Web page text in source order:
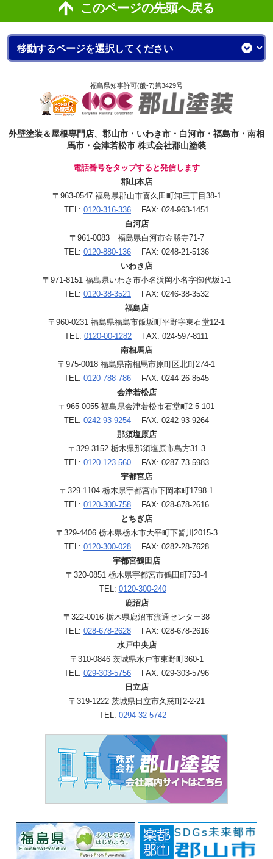
このページの先頭へ戻る
福島県知事許可(般-7)第3429号
外壁塗装＆屋根専門店、郡山市・いわき市・白河市・福島市・南相
馬市・会津若松市 株式会社郡山塗装
電話番号をタップすると発信します
郡山本店
〒963-0547 福島県郡山市喜久田町卸三丁目38-1
TEL: 0120-316-336 FAX: 024-963-1451
白河店
〒961-0083 福島県白河市金勝寺71-7
TEL: 0120-880-136 FAX: 0248-21-5136
いわき店
〒971-8151 福島県いわき市小名浜岡小名字御代坂1-1
TEL: 0120-38-3521 FAX: 0246-38-3532
福島店
〒960-0231 福島県福島市飯坂町平野字東石堂12-1
TEL: 0120-00-1282 FAX: 024-597-8111
南相馬店
〒975-0018 福島県南相馬市原町区北町274-1
TEL: 0120-788-786 FAX: 0244-26-8545
会津若松店
〒965-0055 福島県会津若松市石堂町2-5-101
TEL: 0242-93-9254 FAX: 0242-93-9264
那須塩原店
〒329-3152 栃木県那須塩原市島方31-3
TEL: 0120-123-560 FAX: 0287-73-5983
宇都宮店
〒329-1104 栃木県宇都宮市下岡本町1798-1
TEL: 0120-300-758 FAX: 028-678-2616
とちぎ店
〒329-4406 栃木県栃木市大平町下皆川2015-3
TEL: 0120-300-028 FAX: 0282-28-7628
宇都宮鶴田店
〒320-0851 栃木県宇都宮市鶴田町753-4
TEL: 0120-300-240
鹿沼店
〒322-0016 栃木県鹿沼市流通センター38
TEL: 028-678-2628 FAX: 028-678-2616
水戸中央店
〒310-0846 茨城県水戸市東野町360-1
TEL: 029-303-5756 FAX: 029-303-5796
日立店
〒319-1222 茨城県日立市久慈町2-2-21
TEL: 0294-32-5742